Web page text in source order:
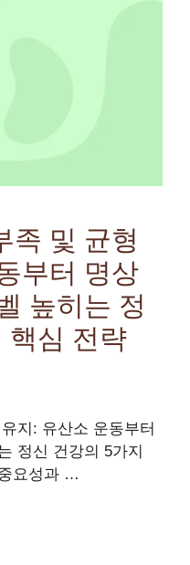
족 및 균형
부터 명상
높히는 정
핵심 전략
지: 유산소 운동부터
정신 건강의 5가지
요성과 …